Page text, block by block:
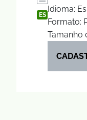
ES
Idioma:
Formato:
Tamanho